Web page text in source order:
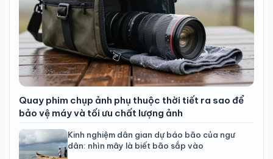
Quay phim chụp ảnh phụ thuộc thời tiết ra sao để
bảo vệ máy và tối ưu chất lượng ảnh
Kinh nghiệm dân gian dự báo bão của ngư
dân: nhìn mây là biết bão sắp vào